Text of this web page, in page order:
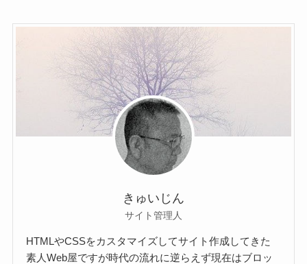
きゅいじん
サイト管理人
HTMLやCSSをカスタマイズしてサイト作成してきた
素人Web屋ですが時代の流れに逆らえず現在はブロッ